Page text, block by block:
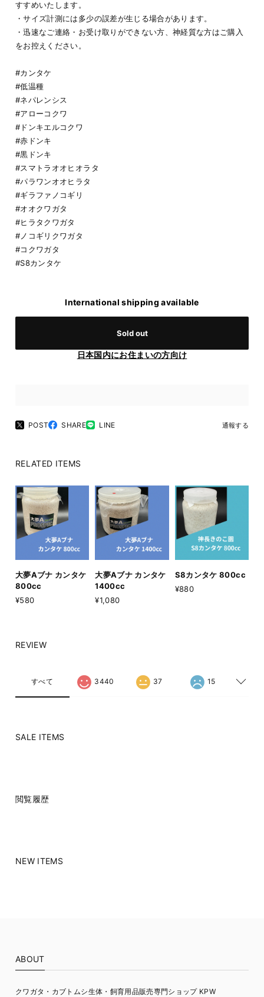
すすめいたします。
・サイズ計測には多少の誤差が生じる場合があります。
・迅速なご連絡・お受け取りができない方、神経質な方はご購入
をお控えください。
#カンタケ
#低温種
#ネパレンシス
#アローコクワ
#ドンキエルコクワ
#赤ドンキ
#黒ドンキ
#スマトラオオヒオラタ
#パラワンオオヒラタ
#ギラファノコギリ
#オオクワガタ
#ヒラタクワガタ
#ノコギリクワガタ
#コクワガタ
#S8カンタケ
International shipping available
Sold out
日本国内にお住まいの方向け
POST SHARE LINE 通報する
RELATED ITEMS
大夢Aブナ カンタケ
800cc
¥580
大夢Aブナ カンタケ
1400cc
¥1,080
S8カンタケ 800cc
¥880
REVIEW
すべて 3440 37 15
SALE ITEMS
閲覧履歴
NEW ITEMS
ABOUT
クワガタ・カブトムシ生体・飼育用品販売専門ショップ KPW